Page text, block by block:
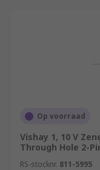
Op voorraad
Vishay 1, 10 V
Through Hole 2-
RS-stocknr. 811-5995